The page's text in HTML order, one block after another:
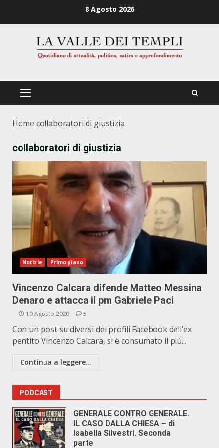
8 Agosto 2026
PRIMÄRES
Home collaboratori di giustizia
collaboratori di giustizia
Notizie Primo piano
Vincenzo Calcara difende Matteo Messina
Denaro e attacca il pm Gabriele Paci
10 Agosto 2020 5
Con un post su diversi dei profili Facebook dell’ex
pentito Vincenzo Calcara, si è consumato il più...
Continua a leggere...
PODCAST
GENERALE CONTRO GENERALE.
IL CASO DALLA CHIESA – di
Isabella Silvestri. Seconda
parte